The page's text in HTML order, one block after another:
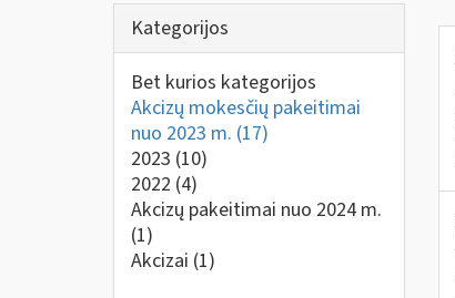
Kategorijos
Bet kurios kategorijos
Akcizų mokesčių pakeitimai
nuo 2023 m. (17)
2023 (10)
2022 (4)
Akcizų pakeitimai nuo 2024 m.
(1)
Akcizai (1)